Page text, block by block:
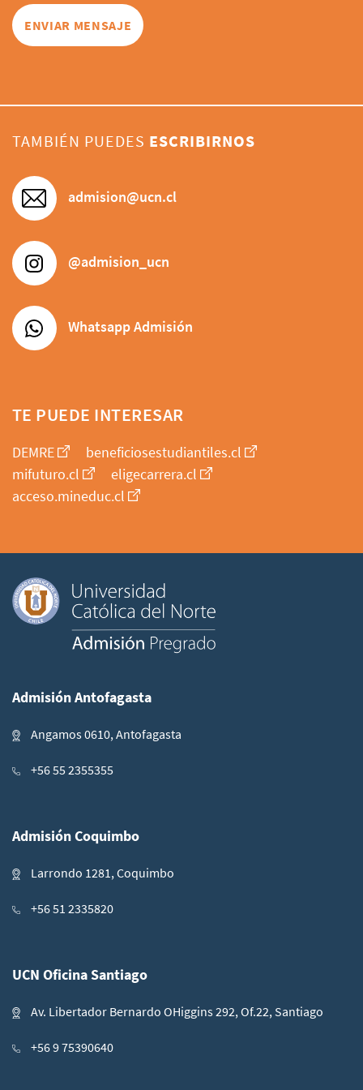
referente permanente ante los niños, niñas y jóvenes
TAMBIÉN PUEDES ESCRIBIRNOS
admision@ucn.cl
@admision_ucn
Whatsapp Admisión
TE PUEDE INTERESAR
DEMRE
beneficiosestudiantiles.cl
mifuturo.cl
eligecarrera.cl
acceso.mineduc.cl
Admisión Antofagasta
Angamos 0610, Antofagasta
+56 55 2355355
Admisión Coquimbo
Larrondo 1281, Coquimbo
+56 51 2335820
UCN Oficina Santiago
Av. Libertador Bernardo OHiggins 292, Of.22, Santiago
+56 9 75390640